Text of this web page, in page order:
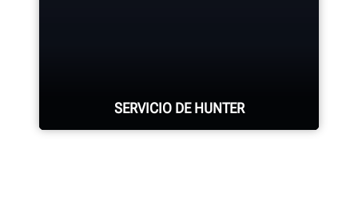
SERVICIO DE HUNTER